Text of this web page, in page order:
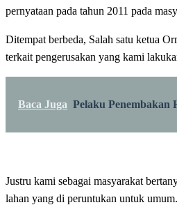
pernyataan pada tahun 2011 pada
Ditempat berbeda, Salah satu ketua
terkait pengerusakan yang kami
Baca Juga Pelaku Penembakan
Justru kami sebagai masyarakat
lahan yang di peruntukan untuk